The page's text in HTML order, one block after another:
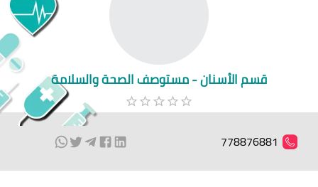
قسم الأسنان - مستوصف الصحة والسلامة
778876881